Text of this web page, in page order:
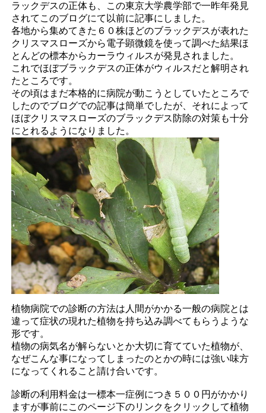
ラックデスの正体も、この東京大学農学部で一昨年発見
されてこのブログにて以前に記事にしました。
各地から集めてきた６０株ほどのブラックデスが表れた
クリスマスローズから電子顕微鏡を使って調べた結果ほ
とんどの標本からカーラウィルスが発見されました。
これでほぼブラックデスの正体がウィルスだと解明され
たところです。
その頃はまだ本格的に病院が動こうとしていたところで
したのでブログでの記事は簡単でしたが、それによって
ほぼクリスマスローズのブラックデス防除の対策も十分
にとれるようになりました。
植物病院での診断の方法は人間がかかる一般の病院とは
違って症状の現れた植物を持ち込み調べてもらうような
形です。
植物の病気名が解らないとか大切に育てていた植物が、
なぜこんな事になってしまったのとかの時には強い味方
になってくれること請け合いです。
診断の利用料金は一標本一症例につき５００円がかかり
ますが事前にこのページ下のリンクをクリックして植物